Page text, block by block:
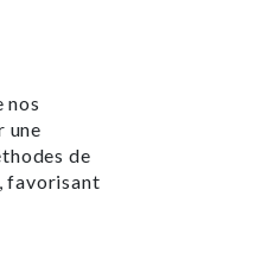
nos
une
de
favorisant